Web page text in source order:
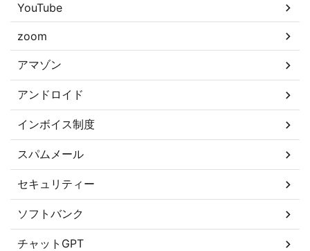
YouTube
zoom
アマゾン
アンドロイド
インボイス制度
スパムメール
セキュリティー
ソフトバンク
チャットGPT